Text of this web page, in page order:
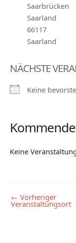
Saarbrücken
Saarland
66117
Saarland
NÄCHSTE
Keine
Keine
← Vorheriger
Veranstaltungsort